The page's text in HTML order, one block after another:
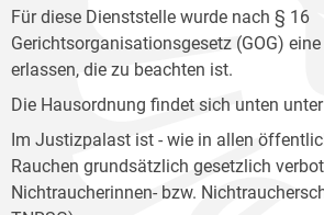
Für diese Dienststelle wurde nach § 16
Gerichtsorganisationsgesetz (GOG)
erlassen, die zu beachten ist.
Die Hausordnung findet sich unten
Im Justizpalast ist - wie in allen
Rauchen grundsätzlich gesetzlich
Nichtraucherinnen- bzw.